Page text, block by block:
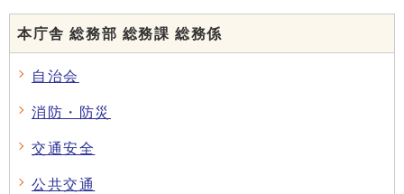
本庁舎 総務部 総務課 総務係
自治会
消防・防災
交通安全
公共交通